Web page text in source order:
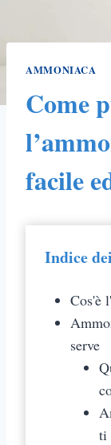
AMMONIACA
Come
facile
Indice
Cos'è
serve
ti